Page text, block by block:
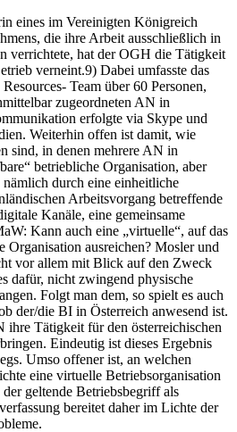
eines im Vereinigten Königreich
die ihre Arbeit ausschließlich in
verrichtete, hat der OGH die Tätigkeit
verneint.9) Dabei umfasste das
Team über 60 Personen,
zugeordneten AN in
erfolgte via Skype und
Weiterhin offen ist damit, wie
sind, in denen mehrere AN in
betriebliche Organisation, aber
durch eine einheitliche
Arbeitsvorgang betreffende
Kanäle, eine gemeinsame
Kann auch eine „virtuelle“, auf das
Organisation ausreichen? Moslerund
vor allem mit Blick auf den Zweck
dafür, nicht zwingend physische
Folgt man dem, so spielt es auch
der/die BI in Österreich anwesend ist.
ihre Tätigkeit für den österreichischen
Eindeutig ist dieses Ergebnis
Umso offener ist, an welchen
eine virtuelle Betriebsorganisation
geltende Betriebsbegriff als
bereitet daher im Lichte der